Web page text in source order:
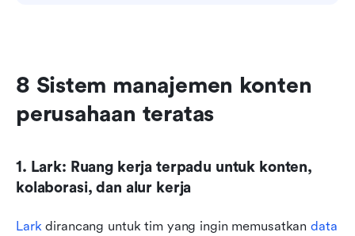
8 Sistem manajemen konten
perusahaan teratas
1. Lark: Ruang kerja terpadu untuk konten,
kolaborasi, dan alur kerja
Lark dirancang untuk tim yang ingin memusatkan data